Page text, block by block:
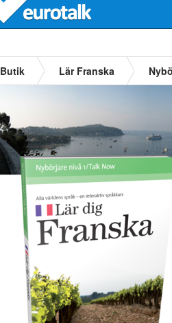
Butik Lär Franska